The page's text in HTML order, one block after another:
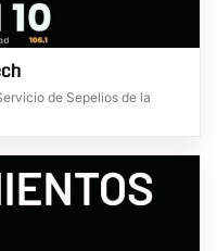
de Sepelios de la